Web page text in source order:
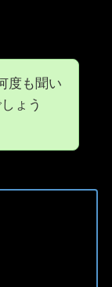
度も聞い
ょう